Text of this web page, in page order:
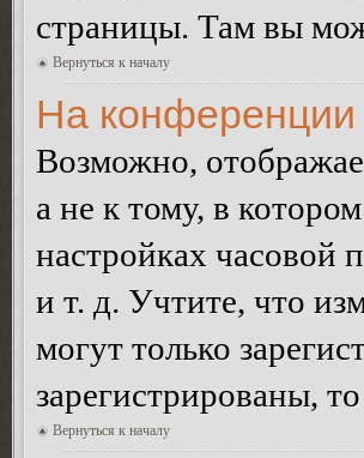
страницы. Там вы
Вернуться к началу
На
Возможно,
а не к тому, в
настройках часовой
и т. д. Учтите, что
могут только
зарегистрированы,
Вернуться к началу